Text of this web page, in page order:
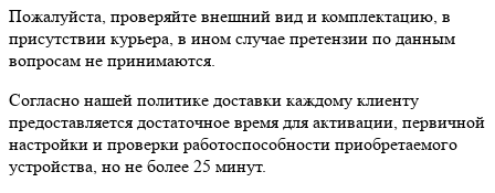
Пожалуйста, проверяйте внешний вид и комплектацию, в
присутствии курьера, в ином случае претензии по данным
вопросам не принимаются.
Согласно нашей политике доставки каждому клиенту
предоставляется достаточное время для активации, первичной
настройки и проверки работоспособности приобретаемого
устройства, но не более 25 минут.